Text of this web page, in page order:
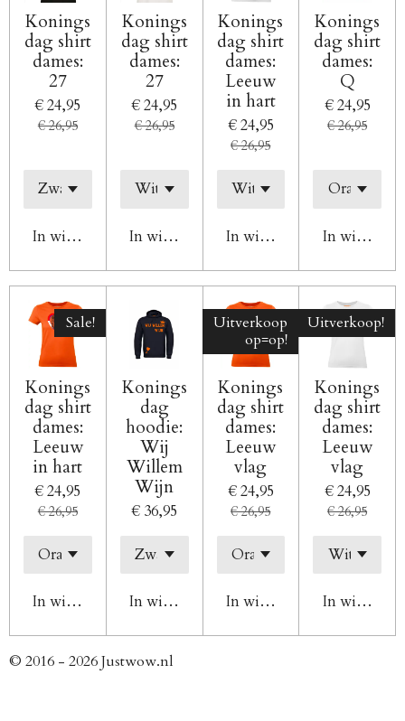
Konings
dag shirt
dames:
27
€ 24,95
€ 26,95
In winkelwagen
Konings
dag shirt
dames:
27
€ 24,95
€ 26,95
In winkelwagen
Konings
dag shirt
dames:
Leeuw
in hart
€ 24,95
€ 26,95
In winkelwagen
Konings
dag shirt
dames:
Q
€ 24,95
€ 26,95
In
Sale!
Konings
dag shirt
dames:
Leeuw
in hart
€ 24,95
€ 26,95
In winkelwagen
Konings
dag
hoodie:
Wij
Willem
Wijn
€ 36,95
In winkelwagen
Uitverkoop
op=op!
Konings
dag shirt
dames:
Leeuw
vlag
€ 24,95
€ 26,95
In winkelwagen
Uitverkoop!
Konings
dag shirt
dames:
Leeuw
vlag
€ 24,95
€ 26,95
In
© 2016 - 2026 Justwow.nl